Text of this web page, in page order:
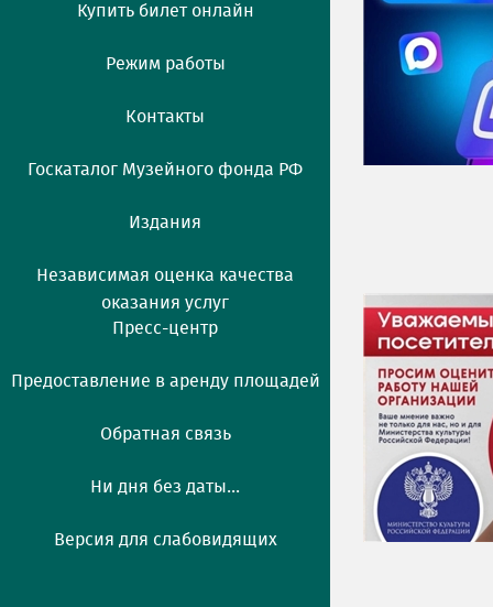
Купить билет онлайн
Режим работы
Контакты
Госкаталог Музейного фонда РФ
Издания
Независимая оценка качества
оказания услуг
Пресс-центр
Предоставление в аренду площадей
Обратная связь
Ни дня без даты...
Версия для слабовидящих